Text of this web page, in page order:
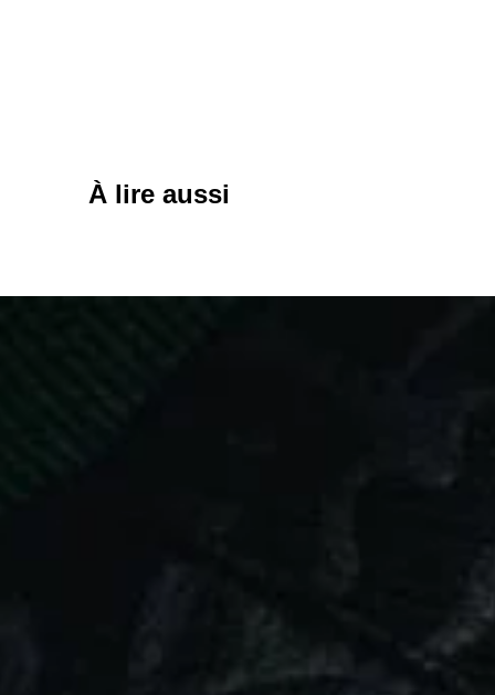
À lire aussi